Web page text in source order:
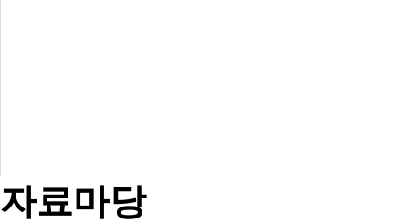
자료마당